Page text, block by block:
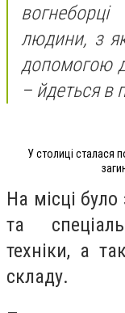
людини, з
допомогою
– йдеться в
У столиці сталася
На місці
та
техніки, а
складу.